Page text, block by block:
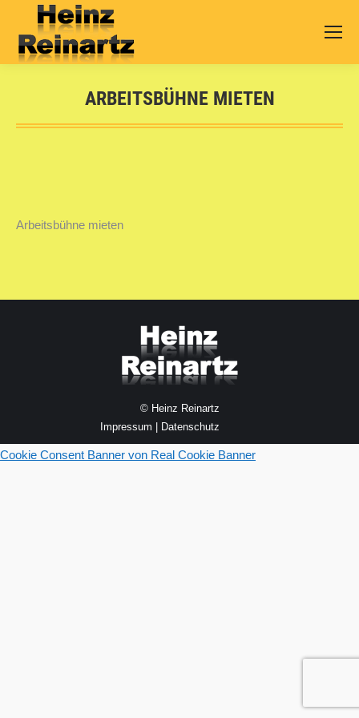
ARBEITSBÜHNE MIETEN
Sie befinden sich hier:
Arbeitsbühne mieten
© Heinz Reinartz
Impressum
Datenschutz
Cookie Consent Banner von Real Cookie Banner